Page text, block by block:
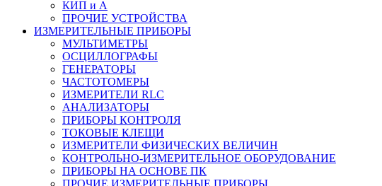
КИП и А
ПРОЧИЕ УСТРОЙСТВА
ИЗМЕРИТЕЛЬНЫЕ ПРИБОРЫ
МУЛЬТИМЕТРЫ
ОСЦИЛЛОГРАФЫ
ГЕНЕРАТОРЫ
ЧАСТОТОМЕРЫ
ИЗМЕРИТЕЛИ RLC
АНАЛИЗАТОРЫ
ПРИБОРЫ КОНТРОЛЯ
ТОКОВЫЕ КЛЕЩИ
ИЗМЕРИТЕЛИ ФИЗИЧЕСКИХ ВЕЛИЧИН
КОНТРОЛЬНО-ИЗМЕРИТЕЛЬНОЕ ОБОРУДОВАНИЕ
ПРИБОРЫ НА ОСНОВЕ ПК
ПРОЧИЕ ИЗМЕРИТЕЛЬНЫЕ ПРИБОРЫ